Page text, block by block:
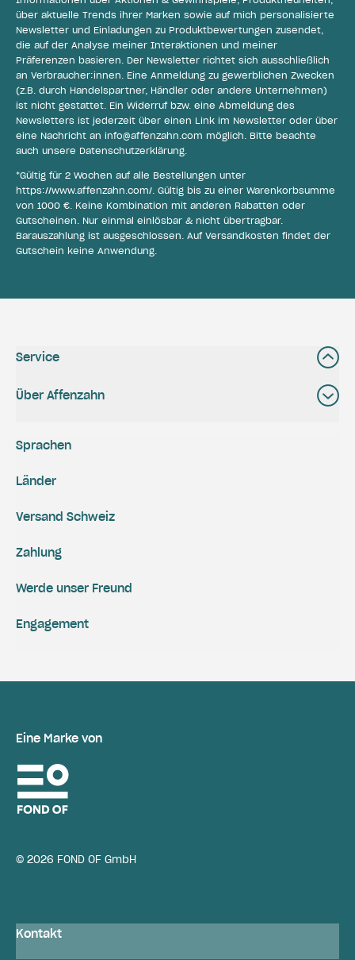
über aktuelle Trends ihrer Marken sowie auf mich personalisierte
Newsletter und Einladungen zu Produktbewertungen zusendet,
die auf der Analyse meiner Interaktionen und meiner
Präferenzen basieren. Der Newsletter richtet sich ausschließlich
an Verbraucher:innen. Eine Anmeldung zu gewerblichen Zwecken
(z.B. durch Handelspartner, Händler oder andere Unternehmen)
ist nicht gestattet. Ein Widerruf bzw. eine Abmeldung des
Newsletters ist jederzeit über einen Link im Newsletter oder über
eine Nachricht an info@affenzahn.com möglich. Bitte beachte
auch unsere Datenschutzerklärung.
*Gültig für 2 Wochen auf alle Bestellungen unter
https://www.affenzahn.com/. Gültig bis zu einer Warenkorbsumme
von 1000 €. Keine Kombination mit anderen Rabatten oder
Gutscheinen. Nur einmal einlösbar & nicht übertragbar.
Barauszahlung ist ausgeschlossen. Auf Versandkosten findet der
Gutschein keine Anwendung.
Service
Über Affenzahn
Versand Schweiz
Zahlung
Engagement
Werde unser Freund
Sprachen
Länder
Eine Marke von
© 2026 FOND OF GmbH
Kontakt